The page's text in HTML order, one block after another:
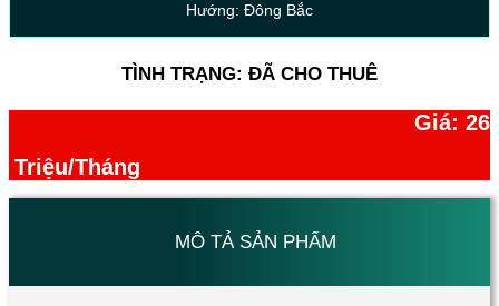
Hướng: Đông Bắc
TÌNH TRẠNG: ĐÃ CHO THUÊ
Giá: 26
Triệu/Tháng
MÔ TẢ SẢN PHẨM